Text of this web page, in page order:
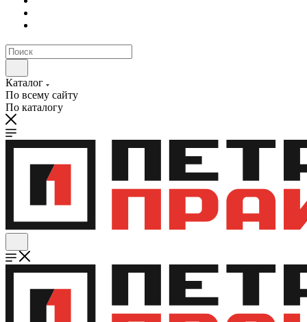
Каталог
По всему сайту
По каталогу